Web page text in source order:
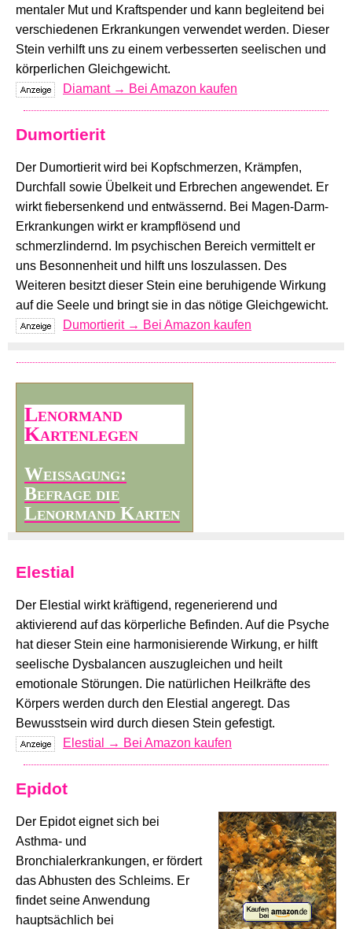
mentaler Mut und Kraftspender und kann begleitend bei
verschiedenen Erkrankungen verwendet werden. Dieser
Stein verhilft uns zu einem verbesserten seelischen und
körperlichen Gleichgewicht.
Diamant → Bei Amazon kaufen
Dumortierit
Der Dumortierit wird bei Kopfschmerzen, Krämpfen,
Durchfall sowie Übelkeit und Erbrechen angewendet. Er
wirkt fiebersenkend und entwässernd. Bei Magen-Darm-
Erkrankungen wirkt er krampflösend und
schmerzlindernd. Im psychischen Bereich vermittelt er
uns Besonnenheit und hilft uns loszulassen. Des
Weiteren besitzt dieser Stein eine beruhigende Wirkung
auf die Seele und bringt sie in das nötige Gleichgewicht.
Dumortierit → Bei Amazon kaufen
Lenormand
Kartenlegen
Weissagung:
Befrage die
Lenormand Karten
Elestial
Der Elestial wirkt kräftigend, regenerierend und
aktivierend auf das körperliche Befinden. Auf die Psyche
hat dieser Stein eine harmonisierende Wirkung, er hilft
seelische Dysbalancen auszugleichen und heilt
emotionale Störungen. Die natürlichen Heilkräfte des
Körpers werden durch den Elestial angeregt. Das
Bewusstsein wird durch diesen Stein gefestigt.
Elestial → Bei Amazon kaufen
Epidot
Der Epidot eignet sich bei
Asthma- und
Bronchialerkrankungen, er fördert
das Abhusten des Schleims. Er
findet seine Anwendung
hauptsächlich bei